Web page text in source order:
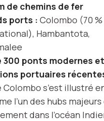
de chemins de fer
ports : Colombo (70 %
Hambantota,
300 ponts modernes
portuaires
Colombo s’est illustré
l’un des hubs majeurs
dans l’océan